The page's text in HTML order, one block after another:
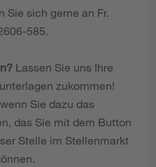
Sie sich gerne an Fr.
585.
Lassen Sie uns Ihre
zukommen!
Sie dazu das
das Sie mit dem Button
Stelle im Stellenmarkt